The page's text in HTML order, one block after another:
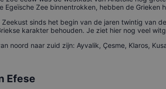
Egeïsche Zee binnentrokken, hebben de Grieken
Zeekust sinds het begin van de jaren twintig van
karakter behouden. Je ziet hier nog veel
noord naar zuid zijn: Ayvalik, Çesme, Klaros,
Efese